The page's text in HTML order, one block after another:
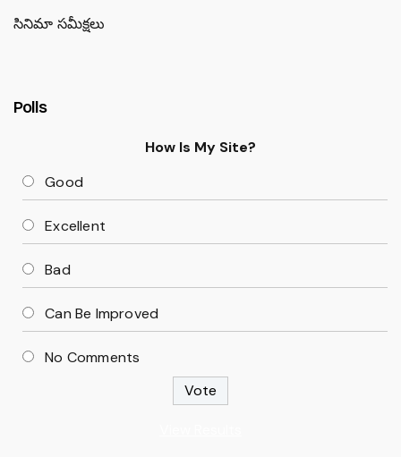
సినిమా సమీక్షలు
Polls
How Is My Site?
Good
Excellent
Bad
Can Be Improved
No Comments